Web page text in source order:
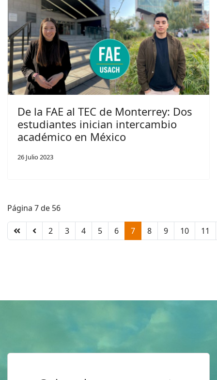
De la FAE al TEC de Monterrey: Dos
estudiantes inician intercambio
académico en México
26 Julio 2023
Página 7 de 56
2 3 4 5 6 7 8 9 10 11